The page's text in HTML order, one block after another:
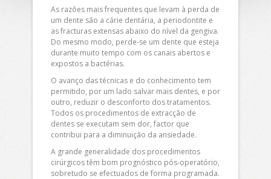
As razões mais frequentes que levam à perda de
um dente são a cárie dentária, a periodontite e
as fracturas extensas abaixo do nível da gengiva.
Do mesmo modo, perde-se um dente que esteja
durante muito tempo com os canais abertos e
expostos a bactérias.
O avanço das técnicas e do conhecimento tem
permitido, por um lado salvar mais dentes, e por
outro, reduzir o desconforto dos tratamentos.
Todos os procedimentos de extracção de
dentes se executam sem dor, factor que
contribui para a diminuição da ansiedade.
A grande generalidade dos procedimentos
cirúrgicos têm bom prognóstico pós-operatório,
sobretudo se efectuados de forma programada.